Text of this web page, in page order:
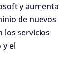
y aumenta
de nuevos
los servicios
y el